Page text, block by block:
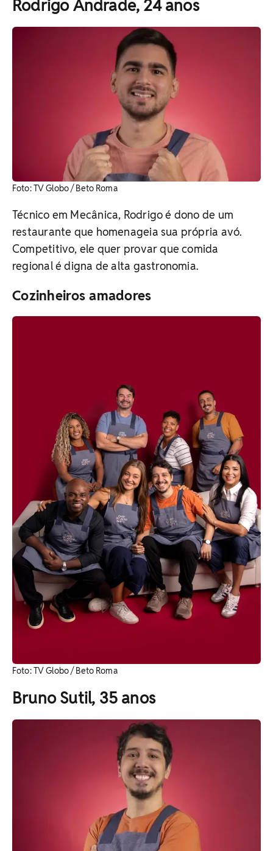
Rodrigo Andrade, 24 anos
Foto: TV Globo / Beto Roma
Técnico em Mecânica, Rodrigo é dono de um
restaurante que homenageia sua própria avó.
Competitivo, ele quer provar que comida
regional é digna de alta gastronomia.
Cozinheiros amadores
Foto: TV Globo / Beto Roma
Bruno Sutil, 35 anos